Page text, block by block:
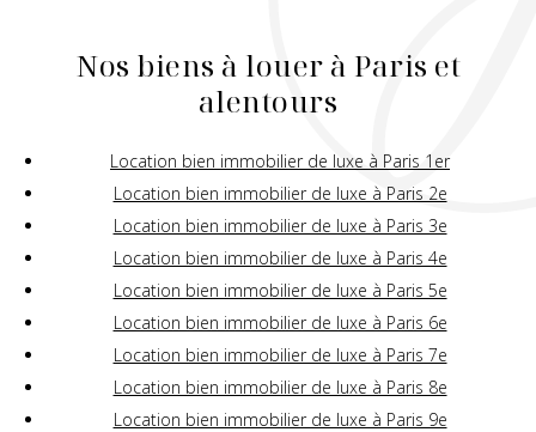
Nos biens à louer à Paris et
alentours
Location bien immobilier de luxe à Paris 1er
Location bien immobilier de luxe à Paris 2e
Location bien immobilier de luxe à Paris 3e
Location bien immobilier de luxe à Paris 4e
Location bien immobilier de luxe à Paris 5e
Location bien immobilier de luxe à Paris 6e
Location bien immobilier de luxe à Paris 7e
Location bien immobilier de luxe à Paris 8e
Location bien immobilier de luxe à Paris 9e